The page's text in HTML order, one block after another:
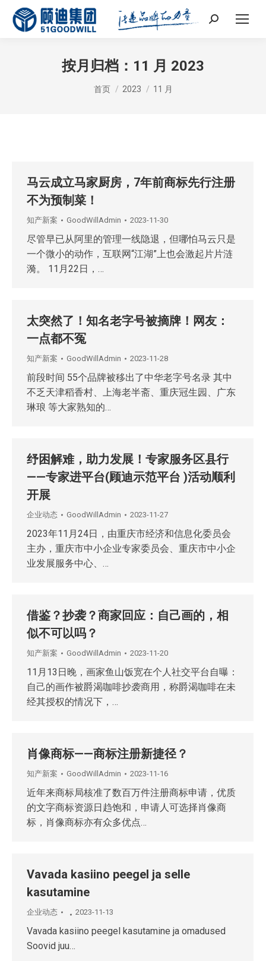
Search:
按月归档： 11 月 2023
您在这里：
首页 2023 11 月
马云成立马家厨房，7年前商标先行注册
不为预制菜！
知产新案 GoodWillAdmin 2023-11-30
尽管早已从阿里的管理一线隐退，但哪怕马云只是
一个微小的动作，互联网“江湖”上也会激起片片涟
漪。 11月22日，…
太突然了！知名老字号被摘牌！网友：
一点都不冤
知产新案 GoodWillAdmin 2023-11-28
前段时间 55个品牌被移出了中华老字号名录 其中
不乏天津稻香村、上海老半斋、重庆冠生园、广东
琳琅 等大家熟知的…
纾困解难，助力发展！专家服务区县行
——专家进平台(顾迪示范平台 )活动顺利
开展
企业动态 GoodWillAdmin 2023-11-27
2023年11月24日，由重庆市经济和信息化委员会
主办，重庆市中小企业专家委员会、重庆市中小企
业发展服务中心、…
借鉴？抄袭？商家回应：自己画的，相
似不可以吗？
知产新案 GoodWillAdmin 2023-11-20
11月13日晚，画家鱼山饭宽在个人社交平台自曝：
自己的画作被爵渴咖啡抄袭商用，称爵渴咖啡在未
经其授权的情况下，…
肖像商标——商标注册新捷径？
知产新案 GoodWillAdmin 2023-11-16
近年来商标局核准了数百万件注册商标申请，优质
的文字商标资源日趋饱和，申请人可选择肖像商
标，肖像商标亦有众多优点…
Vavada kasiino peegel ja selle
kasutamine
企业动态 2023-11-13
Vavada kasiino peegel kasutamine ja omadused
Soovid juu…